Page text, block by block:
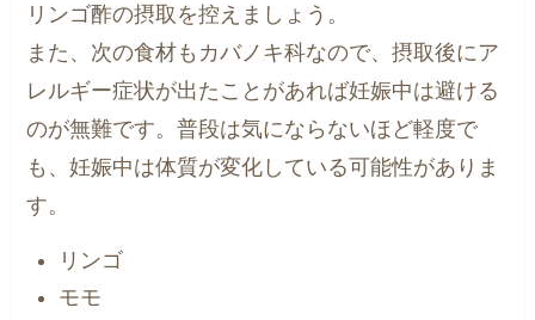
リンゴ酢の摂取を控えましょう。
また、次の食材もカバノキ科なので、摂取後にア
レルギー症状が出たことがあれば妊娠中は避ける
のが無難です。普段は気にならないほど軽度で
も、妊娠中は体質が変化している可能性がありま
す。
リンゴ
モモ